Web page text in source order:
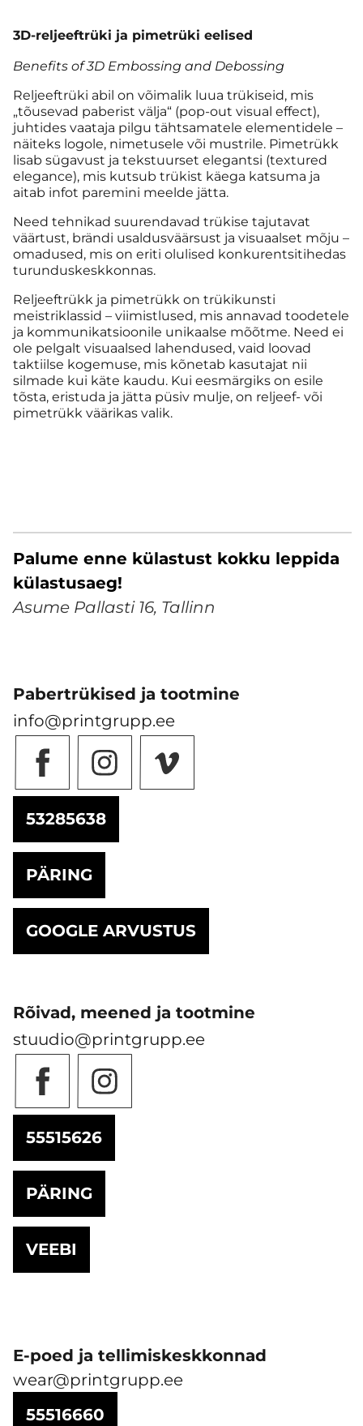
3D-reljeeftrüki ja pimetrüki eelised
Benefits of 3D Embossing and Debossing
Reljeeftrüki abil on võimalik luua trükiseid, mis
„tõusevad paberist välja“ (pop-out visual effect),
juhtides vaataja pilgu tähtsamatele elementidele –
näiteks logole, nimetusele või mustrile. Pimetrükk
lisab sügavust ja tekstuurset elegantsi (textured
elegance), mis kutsub trükist käega katsuma ja
aitab infot paremini meelde jätta.
Need tehnikad suurendavad trükise tajutavat
väärtust, brändi usaldusväärsust ja visuaalset mõju –
omadused, mis on eriti olulised konkurentsitihedas
turunduskeskkonnas.
Reljeeftrükk ja pimetrükk on trükikunsti
meistriklassid – viimistlused, mis annavad toodetele
ja kommunikatsioonile unikaalse mõõtme. Need ei
ole pelgalt visuaalsed lahendused, vaid loovad
taktiilse kogemuse, mis kõnetab kasutajat nii
silmade kui käte kaudu. Kui eesmärgiks on esile
tõsta, eristuda ja jätta püsiv mulje, on reljeef- või
pimetrükk väärikas valik.
Palume enne külastust kokku leppida
külastusaeg!
Asume Pallasti 16, Tallinn
Pabertrükised ja tootmine
info@printgrupp.ee
53285638
PÄRING
GOOGLE ARVUSTUS
Rõivad, meened ja tootmine
stuudio@printgrupp.ee
55515626
PÄRING
VEEBI
E-poed ja tellimiskeskkonnad
wear@printgrupp.ee
55516660